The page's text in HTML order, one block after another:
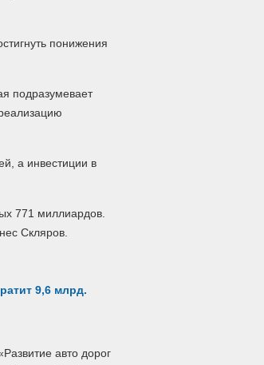
понижения
подразумевает
а инвестиции в
771 миллиардов.
Скляров.
9,6 млрд.
авто дорог